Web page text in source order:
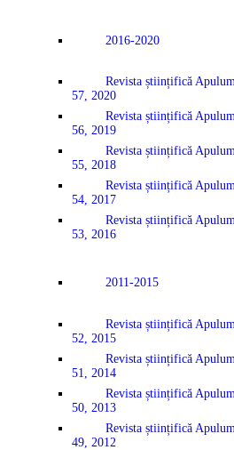
2016-2020
Revista științifică
57, 2020
Revista științifică
56, 2019
Revista științifică
55, 2018
Revista științifică
54, 2017
Revista științifică
53, 2016
2011-2015
Revista științifică
52, 2015
Revista științifică
51, 2014
Revista științifică
50, 2013
Revista științifică
49, 2012